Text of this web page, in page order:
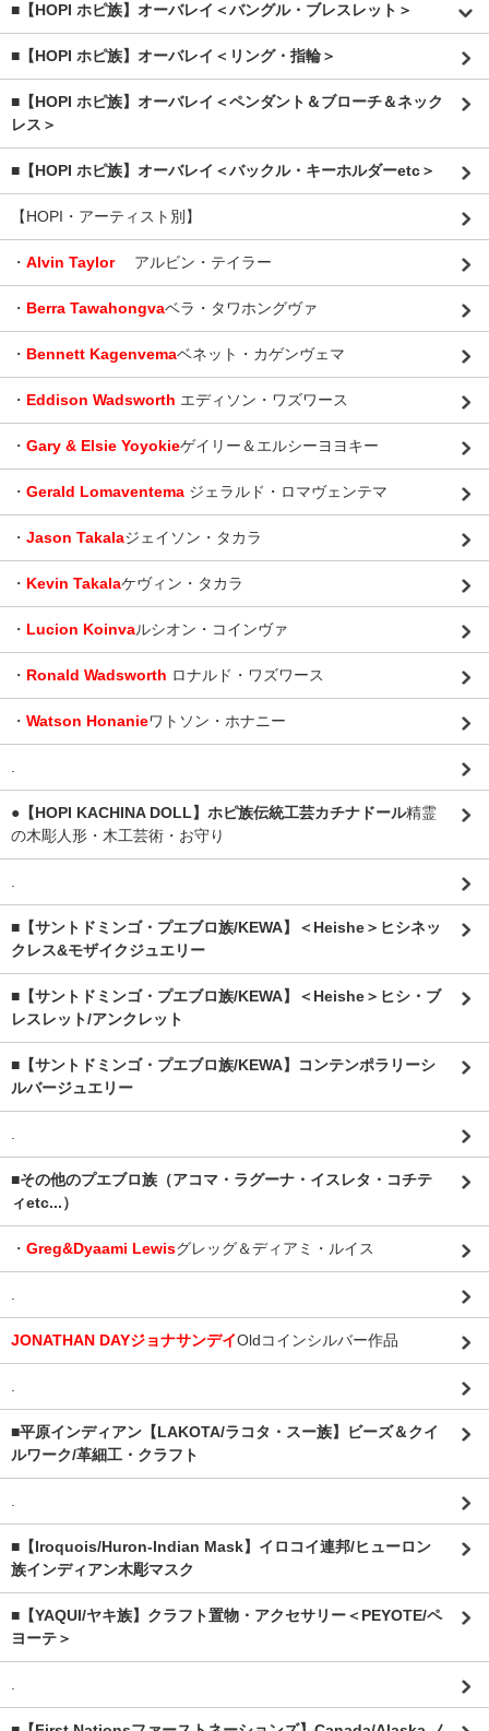
■【HOPI ホピ族】オーバレイ＜バングル・ブレスレット＞
■【HOPI ホピ族】オーバレイ＜リング・指輪＞
■【HOPI ホピ族】オーバレイ＜ペンダント＆ブローチ＆ネック
レス＞
■【HOPI ホピ族】オーバレイ＜バックル・キーホルダーetc＞
【HOPI・アーティスト別】
・ Alvin Taylor アルビン・テイラー
・ Berra Tawahongvaベラ・タワホングヴァ
・ Bennett Kagenvemaベネット・カゲンヴェマ
・ Eddison Wadsworth エディソン・ワズワース
・ Gary & Elsie Yoyokieゲイリー＆エルシーヨヨキー
・ Gerald Lomaventema ジェラルド・ロマヴェンテマ
・ Jason Takalaジェイソン・タカラ
・ Kevin Takalaケヴィン・タカラ
・ Lucion Koinvaルシオン・コインヴァ
・ Ronald Wadsworth ロナルド・ワズワース
・ Watson Honanieワトソン・ホナニー
●【HOPI KACHINA DOLL】ホピ族伝統工芸カチナドール精霊
の木彫人形・木工芸術・お守り
■【サントドミンゴ・プエブロ族/KEWA】＜Heishe＞ヒシネッ
クレス&モザイクジュエリー
■【サントドミンゴ・プエブロ族/KEWA】＜Heishe＞ヒシ・ブ
レスレット/アンクレット
■【サントドミンゴ・プエブロ族/KEWA】コンテンポラリーシ
ルバージュエリー
■その他のプエブロ族（アコマ・ラグーナ・イスレタ・コチテ
ィetc...）
・ Greg&Dyaami Lewisグレッグ＆ディアミ・ルイス
JONATHAN DAYジョナサンデイOldコインシルバー作品
■平原インディアン【LAKOTA/ラコタ・スー族】ビーズ＆クイ
ルワーク/革細工・クラフト
■【Iroquois/Huron-Indian Mask】イロコイ連邦/ヒューロン
族インディアン木彫マスク
■【YAQUI/ヤキ族】クラフト置物・アクセサリー＜PEYOTE/ペ
ヨーテ＞